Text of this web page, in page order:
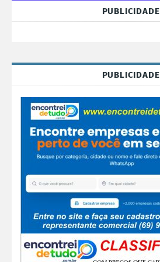
PUBLICIDADE
PUBLICIDADE